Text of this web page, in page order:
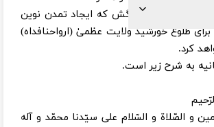
را «به آرمان بزرگش که ایجاد تمدن نوین
طلوع خورشید ولایت عظمیٰ (ارواحنافداه)
کرد.
به شرح زیر است.
و الصّلاة و السّلام علی سیّدنا محمّد و آله‌